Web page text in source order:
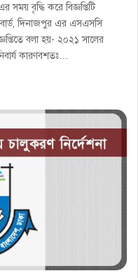
বৃদ্ধি করে বিজ্ঞপ্তিটি
দিনাজপুর এর এসএসসি
বলা হয়- ২০২১ সালের
কারণবশতঃ…